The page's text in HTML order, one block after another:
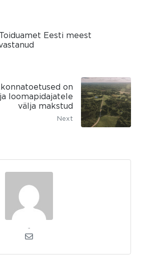
Eesti meest
on
loomapidajatele
välja makstud
Next